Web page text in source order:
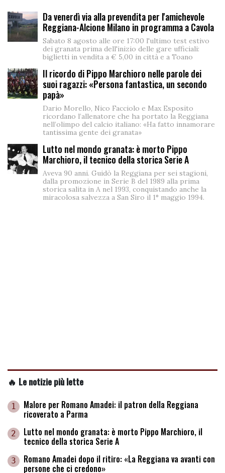
Da venerdì via alla prevendita per l'amichevole
Reggiana-Alcione Milano in programma a Cavola
Sabato 8 agosto alle ore 17:00 l'ultimo test estivo
dei granata prima dell'inizio delle gare ufficiali:
biglietti in vendita a € 5,00 in città e a Toano
Il ricordo di Pippo Marchioro nelle parole dei
suoi ragazzi: «Persona fantastica, un secondo
papà»
Dario Morello, Nico Facciolo e Max Esposito
ricordano l’allenatore che ha portato la Reggiana
nell’olimpo del calcio italiano: «Ha fatto innamorare
tantissima gente dei granata»
Lutto nel mondo granata: è morto Pippo
Marchioro, il tecnico della storica Serie A
Aveva 90 anni. Guidò la Reggiana per sei stagioni,
dalla promozione in Serie B del 1989 alla prima
storica salita in A nel 1993, conquistando anche la
miracolosa salvezza a San Siro il 1° maggio 1994.
🔥 Le notizie più lette
1 Malore per Romano Amadei: il patron della Reggiana
ricoverato a Parma
2 Lutto nel mondo granata: è morto Pippo Marchioro, il
tecnico della storica Serie A
3 Romano Amadei dopo il ritiro: «La Reggiana va avanti con
persone che ci credono»